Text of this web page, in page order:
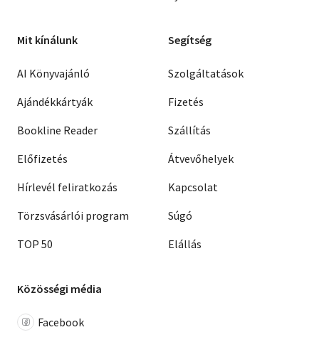
Mit kínálunk
AI Könyvajánló
Ajándékkártyák
Bookline Reader
Előfizetés
Hírlevél feliratkozás
Törzsvásárlói program
TOP 50
Segítség
Szolgáltatások
Fizetés
Szállítás
Átvevőhelyek
Kapcsolat
Súgó
Elállás
Közösségi média
Facebook